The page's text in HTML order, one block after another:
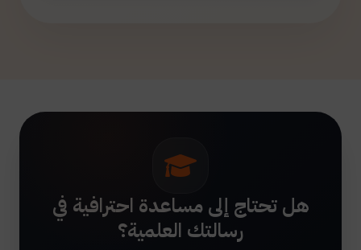
هل تحتاج إلى مساعدة احترافية في
رسالتك العلمية؟